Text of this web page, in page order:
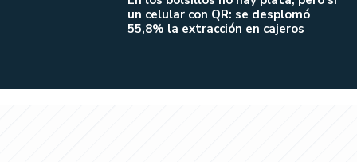
un celular con QR: se desplomó
55,8% la extracción en cajeros